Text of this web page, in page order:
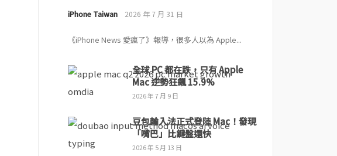
iPhone Taiwan 2026 年 7 月 31 日
《iPhone News 愛瘋了》報導，很多人以為 Apple...
全球 PC 都在跌，只有 Apple
Mac 逆勢狂飆 15.9%
2026 年 7 月 9 日
豆包輸入法正式登陸 Mac！發現
「嘴巴」比鍵盤還快
2026 年 5 月 13 日